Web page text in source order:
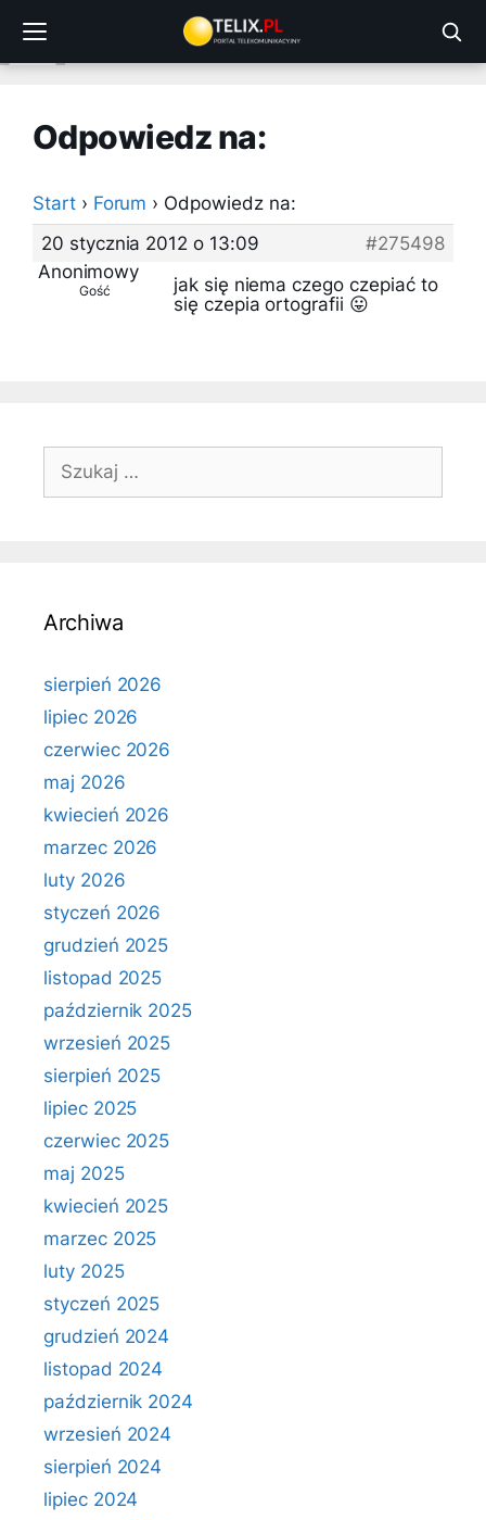
treści
Odpowiedz na:
Start › Forum › Odpowiedz na:
20 stycznia 2012 o 13:09
#275498
Anonimowy
Gość
jak się niema czego czepiać to
się czepia ortografii 😛
Szukaj:
Archiwa
sierpień 2026
lipiec 2026
czerwiec 2026
maj 2026
kwiecień 2026
marzec 2026
luty 2026
styczeń 2026
grudzień 2025
listopad 2025
październik 2025
wrzesień 2025
sierpień 2025
lipiec 2025
czerwiec 2025
maj 2025
kwiecień 2025
marzec 2025
luty 2025
styczeń 2025
grudzień 2024
listopad 2024
październik 2024
wrzesień 2024
sierpień 2024
lipiec 2024